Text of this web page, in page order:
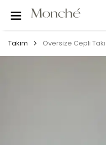
Takım Oversize Cepli